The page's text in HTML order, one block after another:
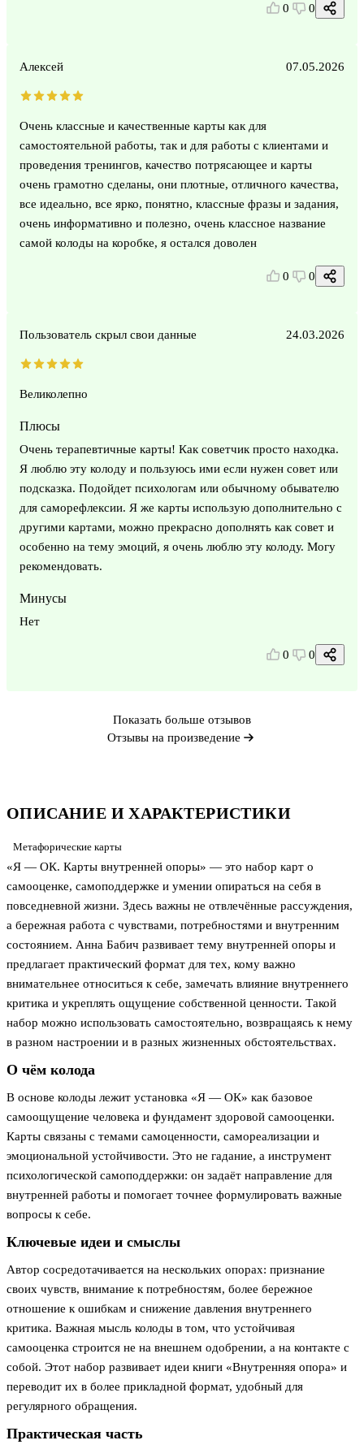
ОПИСАНИЕ И ХАРАКТЕРИСТИКИ
Метафорические карты
«Я — ОК. Карты внутренней опоры» — это набор карт о
самооценке, самоподдержке и умении опираться на себя в
повседневной жизни. Здесь важны не отвлечённые рассуждения,
а бережная работа с чувствами, потребностями и внутренним
состоянием. Анна Бабич развивает тему внутренней опоры и
предлагает практический формат для тех, кому важно
внимательнее относиться к себе, замечать влияние внутреннего
критика и укреплять ощущение собственной ценности. Такой
набор можно использовать самостоятельно, возвращаясь к нему
в разном настроении и в разных жизненных обстоятельствах.
О чём колода
В основе колоды лежит установка «Я — ОК» как базовое
самоощущение человека и фундамент здоровой самооценки.
Карты связаны с темами самоценности, самореализации и
эмоциональной устойчивости. Это не гадание, а инструмент
психологической самоподдержки: он задаёт направление для
внутренней работы и помогает точнее формулировать важные
вопросы к себе.
Ключевые идеи и смыслы
Автор сосредотачивается на нескольких опорах: признание
своих чувств, внимание к потребностям, более бережное
отношение к ошибкам и снижение давления внутреннего
критика. Важная мысль колоды в том, что устойчивая
самооценка строится не на внешнем одобрении, а на контакте с
собой. Этот набор развивает идеи книги «Внутренняя опора» и
переводит их в более прикладной формат, удобный для
регулярного обращения.
Практическая часть
0 0
Алексей 07.05.2026
Очень классные и качественные карты как для
самостоятельной работы, так и для работы с клиентами и
проведения тренингов, качество потрясающее и карты
очень грамотно сделаны, они плотные, отличного качества,
все идеально, все ярко, понятно, классные фразы и задания,
очень информативно и полезно, очень классное название
самой колоды на коробке, я остался доволен
0 0
Пользователь скрыл свои данные 24.03.2026
Великолепно
Плюсы
Очень терапевтичные карты! Как советчик просто находка.
Я люблю эту колоду и пользуюсь ими если нужен совет или
подсказка. Подойдет психологам или обычному обывателю
для саморефлексии. Я же карты использую дополнительно с
другими картами, можно прекрасно дополнять как совет и
особенно на тему эмоций, я очень люблю эту колоду. Могу
рекомендовать.
Минусы
Нет
0 0
Показать больше отзывов
Отзывы на произведение